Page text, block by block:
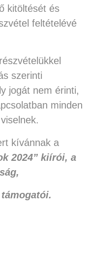
kitöltését és
feltételévé
szerinti
jogát nem érinti,
minden
kívánnak a
2024” kiírói, a